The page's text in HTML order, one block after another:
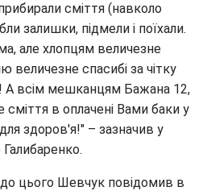
сміття (навколо
залишки, підмели і поїхали.
але хлопцям величезне
величезне спасибі за чітку
А всім мешканцям Бажана 12,
сміття в оплачені Вами баки у
здоров'я!" – зазначив у
цього Шевчук повідомив в